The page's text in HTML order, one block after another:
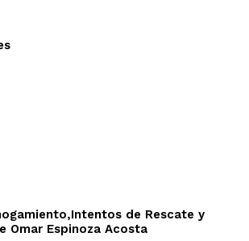
de Rescate y
Omar Espinoza Acosta